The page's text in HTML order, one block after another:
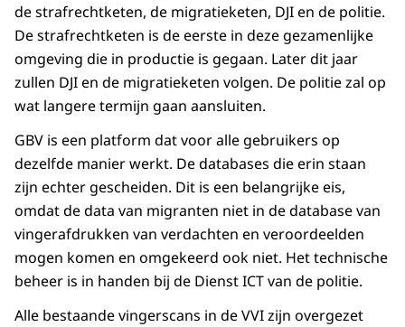
de strafrechtketen, de migratieketen, DJI en de politie.
De strafrechtketen is de eerste in deze gezamenlijke
omgeving die in productie is gegaan. Later dit jaar
zullen DJI en de migratieketen volgen. De politie zal op
wat langere termijn gaan aansluiten.
GBV is een platform dat voor alle gebruikers op
dezelfde manier werkt. De databases die erin staan
zijn echter gescheiden. Dit is een belangrijke eis,
omdat de data van migranten niet in de database van
vingerafdrukken van verdachten en veroordeelden
mogen komen en omgekeerd ook niet. Het technische
beheer is in handen bij de Dienst ICT van de politie.
Alle bestaande vingerscans in de VVI zijn overgezet